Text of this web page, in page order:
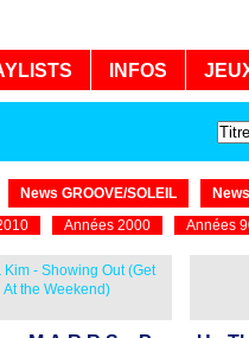
INFOS
News GROOVE/SOLEIL
Années 2000 Années
Kim - Showing Out (Get
At the Weekend)